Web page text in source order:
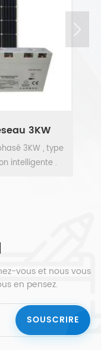
, type
.
vous et nous vous
en pensez.